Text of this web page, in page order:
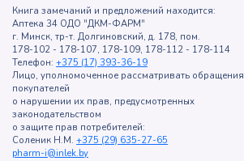
Книга замечаний и предложений находится:
Аптека 34 ОДО "ДКМ-ФАРМ"
г. Минск, тр-т. Долгиновский, д. 178, пом.
178-102 - 178-107, 178-109, 178-112 - 178-114
Телефон: +375 (17) 393-36-19
Лицо, уполномоченное рассматривать обращения
покупателей
о нарушении их прав, предусмотренных
законодательством
о защите прав потребителей:
Соленик Н.М. +375 (29) 635-27-65
pharm-i@inlek.by